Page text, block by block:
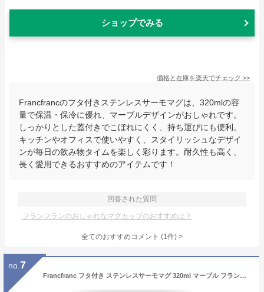
ショップでみる
価格と在庫を楽天でチェック >>
Francfrancのフタ付きステンレスサーモマグは、320mlの容
量で保温・保冷に優れ、マーブルデザインがおしゃれです。
しっかりとした蓋付きでこぼれにくく、持ち運びにも便利。
キッチンやオフィスで使いやすく、スタイリッシュなデザイ
ンが毎日の飲み物タイムを楽しく彩ります。耐久性も高く、
長く愛用できるおすすめのアイテムです！
回答された質問
フランフランのおしゃれなマグカップのおすすめは？
全てのおすすめコメント (1件) >
no. 7
Francfranc フタ付き ステンレスサーモマグ 320ml マーブル フランフラン 食器・調理器具・キッチン用品 グラス・マグカップ・タンブラー